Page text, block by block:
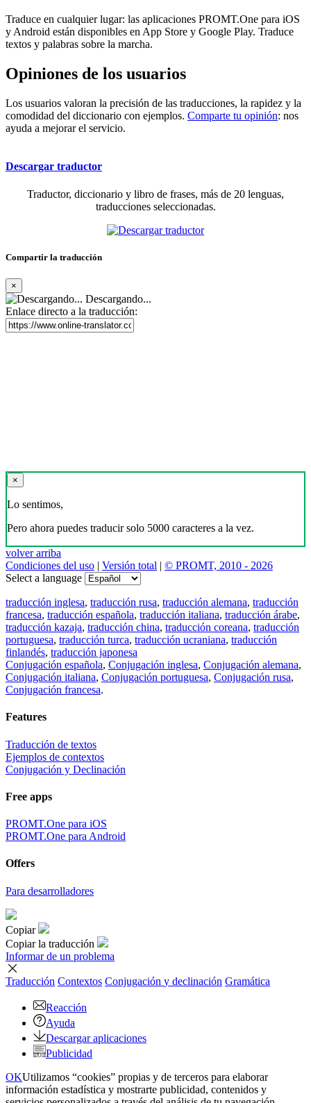
Traduce en cualquier lugar: las aplicaciones PROMT.One para iOS
y Android están disponibles en App Store y Google Play. Traduce
textos y palabras sobre la marcha.
Opiniones de los usuarios
Los usuarios valoran la precisión de las traducciones, la rapidez y la
comodidad del diccionario con ejemplos. Comparte tu opinión: nos
ayuda a mejorar el servicio.
Descargar traductor
Traductor, diccionario y libro de frases, más de 20 lenguas,
traducciones seleccionadas.
Compartir la traducción
×
Descargando...
Enlace directo a la traducción:
×
Lo sentimos,
Pero ahora puedes traducir solo 5000 caracteres a la vez.
volver arriba
Condiciones del uso | Versión total | © PROMT, 2010 - 2026
Select a language
traducción inglesa, traducción rusa, traducción alemana, traducción
francesa, traducción española, traducción italiana, traducción árabe,
traducción kazaja, traducción china, traducción coreana, traducción
portuguesa, traducción turca, traducción ucraniana, traducción
finlandés, traducción japonesa
Conjugación española, Conjugación inglesa, Conjugación alemana,
Conjugación italiana, Conjugación portuguesa, Conjugación rusa,
Conjugación francesa.
Features
Traducción de textos
Ejemplos de contextos
Conjugación y Declinación
Free apps
PROMT.One para iOS
PROMT.One para Android
Offers
Para desarrolladores
Copiar
Copiar la traducción
Informar de un problema
Traducción Contextos Conjugación y declinación Gramática
Reacción
Ayuda
Descargar aplicaciones
Publicidad
OKUtilizamos “cookies” propias y de terceros para elaborar
información estadística y mostrarte publicidad, contenidos y